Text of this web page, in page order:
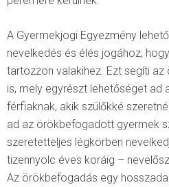
A Gyermekjogi Egyezmény
nevelkedés és élés jogához,
tartozzon valakihez. Ezt segíti
is, mely egyrészt lehetőséget ad
férfiaknak, akik szülőkké
ad az örökbefogadott gyermek
szeretetteljes légkörben
tizennyolc éves koráig –
Az örökbefogadás egy